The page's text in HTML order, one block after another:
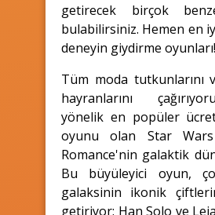
getirecek birçok
bulabilirsiniz. Hemen en
deneyin giydirme oyunları!
Tüm moda tutkunlarını
hayranlarını
yönelik en popüler
oyunu olan Star
Romance'nin galaktik
Bu büyüleyici oyun,
galaksinin ikonik
getiriyor: Han Solo ve